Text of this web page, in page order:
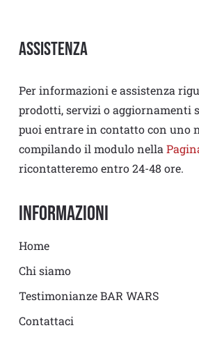
Assistenza
Per informazioni e assistenza
prodotti, servizi o aggiornamenti
puoi entrare in contatto con uno
compilando il modulo nella
ricontatteremo entro 24-48 ore.
Informazioni
Home
Chi siamo
Testimonianze BAR WARS
Contattaci